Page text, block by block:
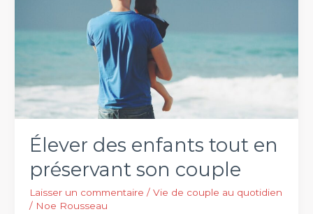
Élever des enfants tout en
préservant son couple
Laisser un commentaire / Vie de couple au quotidien
/ Noe Rousseau